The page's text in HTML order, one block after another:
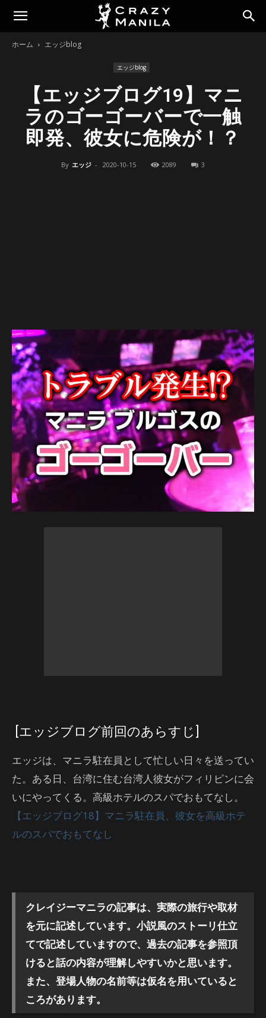
ホーム エッジblog
エッジblog
【エッジブログ19】マニ
ラのゴーゴーバーで一触
即発、彼女に危険が！？
By エッジ - 2020-10-15 2089 3
[エッジブログ前回のあらすじ]
エッジは、マニラ駐在員として忙しい日々を送ってい
た。ある日、台湾に住む台湾人彼女がフィリピンに会
いにやってくる。高級ホテルのスパでおもてなし。
【エッジブログ18】マニラ駐在員、彼女を高級ホテ
ルのスパでおもてなし
クレイジーマニラの記事は、実際の旅行や取材
を元に記述しています。小説風のストーリ仕立
てで記述していますので、過去の記事を参照頂
けると話の内容が理解しやすいかと思います。
また、登場人物の名前等は仮名を用いていると
ころがあります。